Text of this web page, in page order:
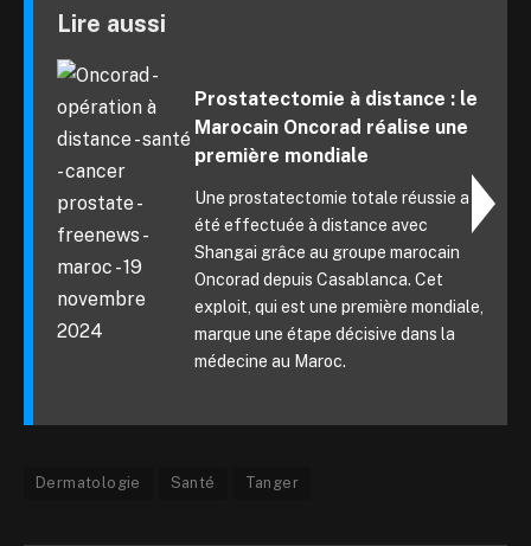
Lire aussi
Prostatectomie à distance : le
Marocain Oncorad réalise une
première mondiale
Une prostatectomie totale réussie a
été effectuée à distance avec
Shangai grâce au groupe marocain
Oncorad depuis Casablanca. Cet
exploit, qui est une première mondiale,
marque une étape décisive dans la
médecine au Maroc.
Dermatologie Santé Tanger